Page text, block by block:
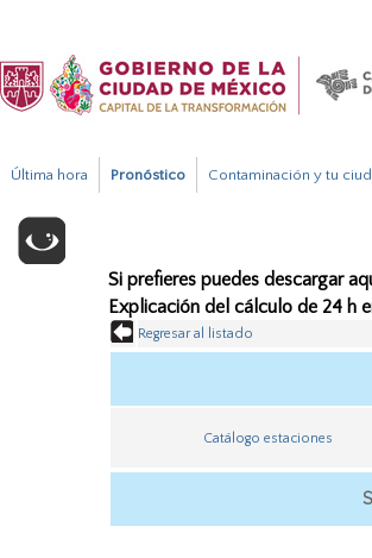
Última hora Pronóstico Contaminación y tu
Si prefieres puedes descargar
Explicación del cálculo de 24 h
Regresar al listado
Catálogo estaciones